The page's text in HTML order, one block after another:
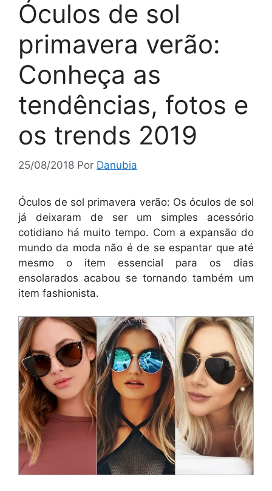
Óculos de sol
primavera verão:
Conheça as
tendências, fotos e
os trends 2019
25/08/2018 Por Danubia
Óculos de sol primavera verão: Os óculos de sol
já deixaram de ser um simples acessório
cotidiano há muito tempo. Com a expansão do
mundo da moda não é de se espantar que até
mesmo o item essencial para os dias
ensolarados acabou se tornando também um
item fashionista.